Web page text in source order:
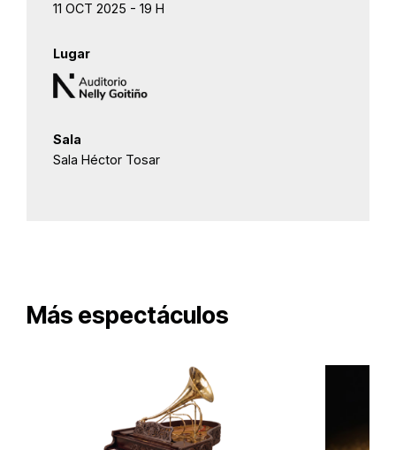
11 OCT 2025 - 19 H
Lugar
Sala
Sala Héctor Tosar
Más espectáculos